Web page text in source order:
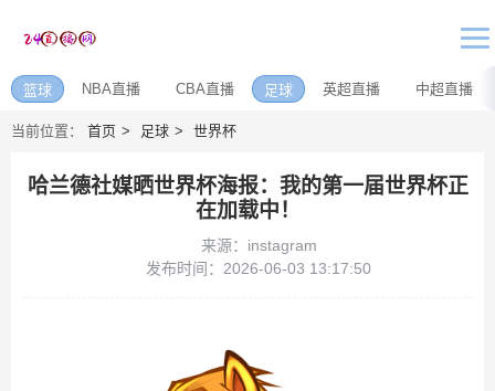
篮球 NBA直播 CBA直播 足球 英超直播 中超直播
当前位置： 首页 足球 世界杯
哈兰德社媒晒世界杯海报：我的第一届世界杯正
在加载中！
来源：instagram
发布时间：2026-06-03 13:17:50